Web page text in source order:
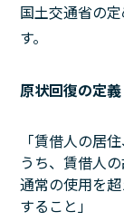
国土交通省の
す。
原状回復の定義
「賃借人の居
うち、賃借人
通常の使用を
すること」